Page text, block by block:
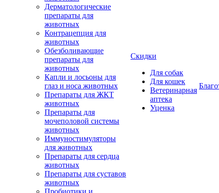
Дерматологические
препараты для
животных
Контрацепция для
животных
Обезболивающие
препараты для
животных
Капли и лосьоны для
глаз и носа животных
Препараты для ЖКТ
животных
Препараты для
мочеполовой системы
животных
Иммуностимуляторы
для животных
Препараты для сердца
животных
Препараты для суставов
животных
Пробиотики и
Скидки
Для собак
Для кошек
Ветеринарная
аптека
Уценка